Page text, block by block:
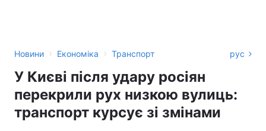
Новини › Економіка › Транспорт рус
У Києві після удару росіян
перекрили рух низкою вулиць:
транспорт курсує зі змінами